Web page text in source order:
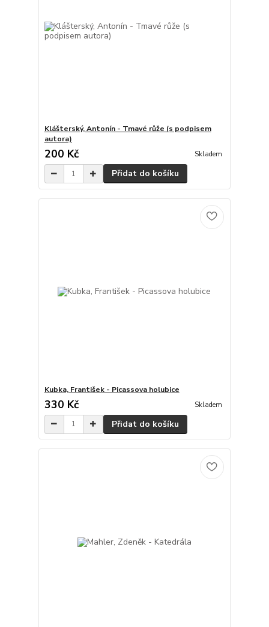
Klášterský, Antonín - Tmavé růže (s podpisem
autora)
200 Kč Skladem
Přidat do košíku
Kubka, František - Picassova holubice
330 Kč Skladem
Přidat do košíku